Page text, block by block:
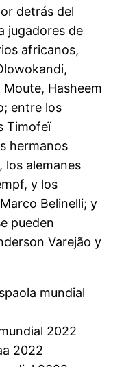
detrás del
jugadores de
africanos,
Moute, Hasheem
entre los
Timofeï
hermanos
los alemanes
y los
Belinelli; y
pueden
Varejão y